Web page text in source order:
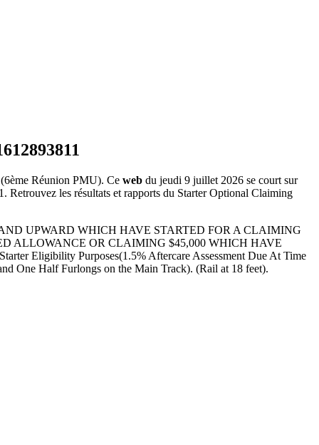
(6ème Réunion PMU). Ce web du jeudi 9 juillet 2026 se court sur
Retrouvez les résultats et rapports du Starter Optional Claiming
AND UPWARD WHICH HAVE STARTED FOR A CLAIMING
ALLOWANCE OR CLAIMING $45,000 WHICH HAVE
Eligibility Purposes(1.5% Aftercare Assessment Due At Time
One Half Furlongs on the Main Track). (Rail at 18 feet).